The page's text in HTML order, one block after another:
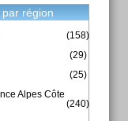
région
(158)
(29)
(25)
Alpes Côte
(240)